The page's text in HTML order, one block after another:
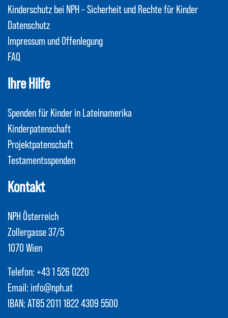
Kinderschutz bei NPH – Sicherheit und Rechte für Kinder
Datenschutz
Impressum und Offenlegung
FAQ
Ihre Hilfe
Spenden für Kinder in Lateinamerika
Kinderpatenschaft
Projektpatenschaft
Testamentsspenden
Kontakt
NPH Österreich
Zollergasse 37/5
1070 Wien
Telefon:+43 1 526 0220
Email: info@nph.at
IBAN: AT85 2011 1822 4309 5500